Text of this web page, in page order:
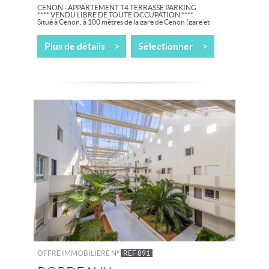
CENON - APPARTEMENT T4 TERRASSE PARKING
**** VENDU LIBRE DE TOUTE OCCUPATION.****
Situé à Cenon, à 100 mètres de la gare de Cenon (gare et
Plus de détails > Sélectionner >
OFFRE IMMOBILIÈRE N° REF 891